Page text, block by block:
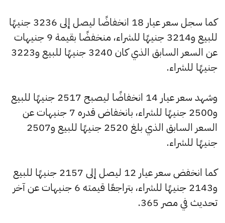
كما سجل سعر عيار 18 انخفاضًا ليصل إلى 3236 جنيهًا
للبيع و3214 جنيهًا للشراء، منخفضًا بقيمة 9 جنيهات
عن السعر السابق الذي كان 3240 جنيهًا للبيع و3223
جنيهًا للشراء.
وشهد سعر عيار 14 انخفاضًا ليصبح 2517 جنيهًا للبيع
و2500 جنيهًا للشراء، بانخفاض قدره 7 جنيهات عن
السعر السابق الذي بلغ 2520 جنيهًا للبيع و2507
جنيهًا للشراء.
كما انخفض سعر عيار 12 ليصل إلى 2157 جنيهًا للبيع
و2143 جنيهًا للشراء، بتراجعًا قيمته 6 جنيهات عن آخر
تحديث في مصر 365.